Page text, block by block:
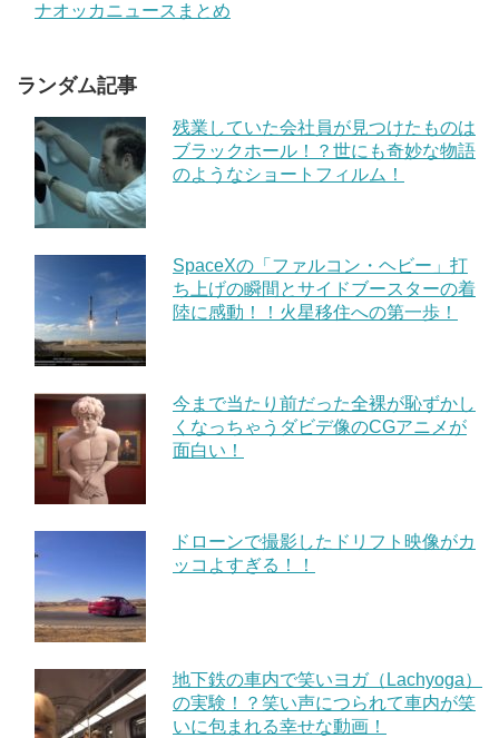
ナオッカニュースまとめ
ランダム記事
残業していた会社員が見つけたものは
ブラックホール！？世にも奇妙な物語
のようなショートフィルム！
SpaceXの「ファルコン・ヘビー」打
ち上げの瞬間とサイドブースターの着
陸に感動！！火星移住への第一歩！
今まで当たり前だった全裸が恥ずかし
くなっちゃうダビデ像のCGアニメが
面白い！
ドローンで撮影したドリフト映像がカ
ッコよすぎる！！
地下鉄の車内で笑いヨガ（Lachyoga）
の実験！？笑い声につられて車内が笑
いに包まれる幸せな動画！